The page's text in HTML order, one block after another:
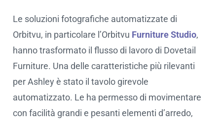
Le soluzioni fotografiche automatizzate di
Orbitvu, in particolare l’Orbitvu Furniture Studio,
hanno trasformato il flusso di lavoro di Dovetail
Furniture. Una delle caratteristiche più rilevanti
per Ashley è stato il tavolo girevole
automatizzato. Le ha permesso di movimentare
con facilità grandi e pesanti elementi d’arredo,